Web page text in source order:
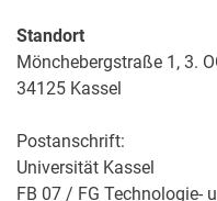
Standort
Mönchebergstraße 1, 3.
34125 Kassel
Postanschrift:
Universität Kassel
FB 07 / FG Technologie-